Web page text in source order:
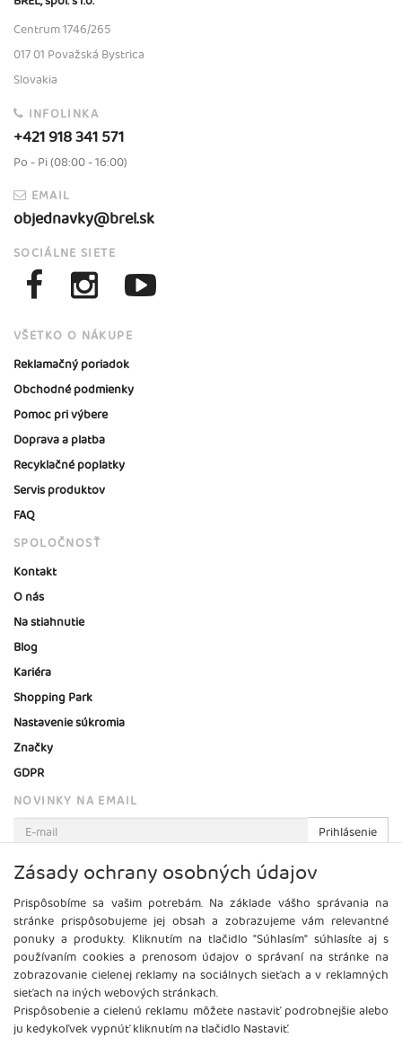
Centrum 1746/265
017 01 Považská Bystrica
Slovakia
INFOLINKA
+421 918 341 571
Po - Pi (08:00 - 16:00)
EMAIL
objednavky@brel.sk
SOCIÁLNE SIETE
VŠETKO O NÁKUPE
Reklamačný poriadok
Obchodné podmienky
Pomoc pri výbere
Doprava a platba
Recyklačné poplatky
Servis produktov
FAQ
SPOLOČNOSŤ
Kontakt
O nás
Na stiahnutie
Blog
Kariéra
Shopping Park
Nastavenie súkromia
Značky
GDPR
NOVINKY NA EMAIL
Prihlásenie
Viac informácií o tejto službe
Zásady ochrany osobných údajov
Prispôsobíme sa vašim potrebám. Na základe vášho správania na
stránke prispôsobujeme jej obsah a zobrazujeme vám relevantné
ponuky a produkty. Kliknutím na tlačidlo "Súhlasím" súhlasíte aj s
používaním cookies a prenosom údajov o správaní na stránke na
zobrazovanie cielenej reklamy na sociálnych sieťach a v reklamných
sieťach na iných webových stránkach.
Prispôsobenie a cielenú reklamu môžete nastaviť podrobnejšie alebo
ju kedykoľvek vypnúť kliknutím na tlačidlo Nastaviť.